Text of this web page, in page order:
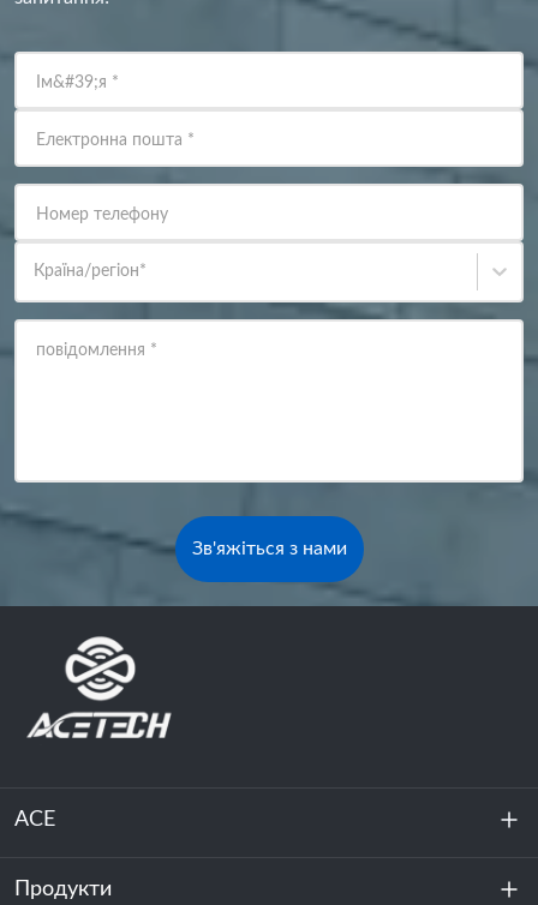
Ім&#39;я *
Електронна пошта *
Номер телефону
Країна/регіон*
повідомлення *
Зв'яжіться з нами
ACE
Про нас
Продукти